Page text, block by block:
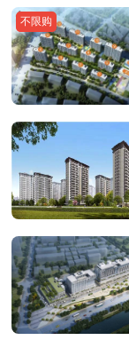
不限购